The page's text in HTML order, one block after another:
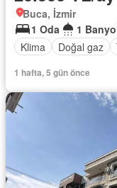
Buca, İzmir
1 Oda
1 Banyo
Klima
Doğal gaz
1 hafta, 5 gün önce